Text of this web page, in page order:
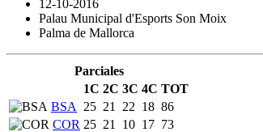
12-10-2016
Palau Municipal d'Esports Son Moix
Palma de Mallorca
Parciales
1C 2C 3C 4C TOT
BSA
25 21 22 18 86
COR 25 21 10 17 73